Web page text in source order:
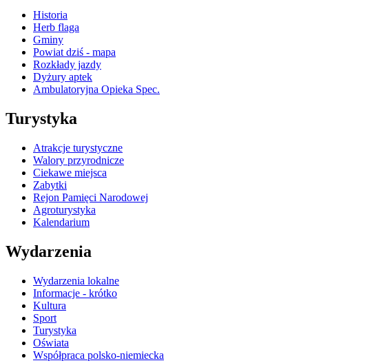
Historia
Herb flaga
Gminy
Powiat dziś - mapa
Rozkłady jazdy
Dyżury aptek
Ambulatoryjna Opieka Spec.
Turystyka
Atrakcje turystyczne
Walory przyrodnicze
Ciekawe miejsca
Zabytki
Rejon Pamięci Narodowej
Agroturystyka
Kalendarium
Wydarzenia
Wydarzenia lokalne
Informacje - krótko
Kultura
Sport
Turystyka
Oświata
Współpraca polsko-niemiecka